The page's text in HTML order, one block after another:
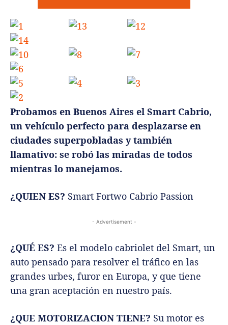
Probamos en Buenos Aires el Smart Cabrio,
un vehículo perfecto para desplazarse en
ciudades superpobladas y también
llamativo: se robó las miradas de todos
mientras lo manejamos.
¿QUIEN ES? Smart Fortwo Cabrio Passion
- Advertisement -
¿QUÉ ES? Es el modelo cabriolet del Smart, un
auto pensado para resolver el tráfico en las
grandes urbes, furor en Europa, y que tiene
una gran aceptación en nuestro país.
¿QUE MOTORIZACION TIENE? Su motor es